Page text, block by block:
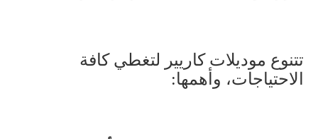
تتنوع موديلات كاريير لتغطي كافة
الاحتياجات، وأهمها: